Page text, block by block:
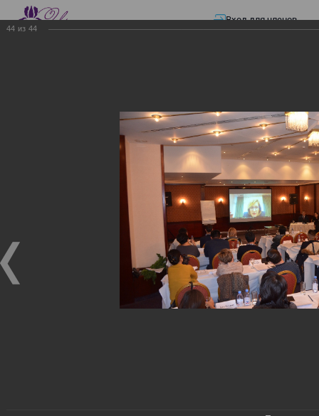
Вход для членов
Презентации—ЭЛЕКТРОННЫЕ СЧЕТА-ФАКТУРЫ.
ЭЛЕКТРОННЫЕ СЧЕТА-
ФАКТУРЫ. ВИРТУАЛЬНЫЙ
ЭЛЕКТРОННЫЕ СЧЕТА-ФАКТУРЫ. ВИРТУАЛЬНЫЙ
СКЛАД.
Семинар с КГД и разработчиками
44 из 44